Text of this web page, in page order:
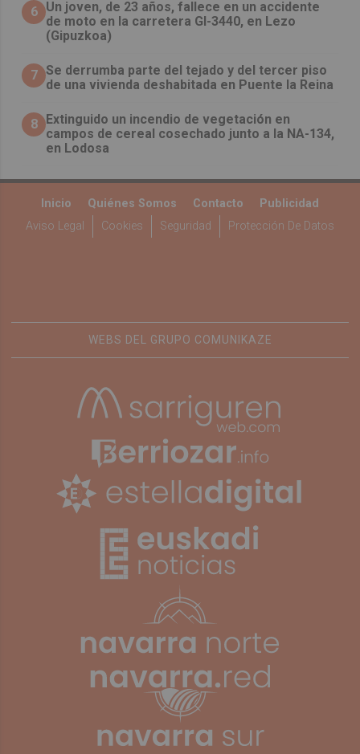
6 Un joven, de 23 años, fallece en un accidente
de moto en la carretera GI-3440, en Lezo
(Gipuzkoa)
7 Se derrumba parte del tejado y del tercer piso
de una vivienda deshabitada en Puente la Reina
8 Extinguido un incendio de vegetación en
campos de cereal cosechado junto a la NA-134,
en Lodosa
Inicio Quiénes Somos Contacto
Publicidad
Aviso Legal
Cookies Seguridad Protección De Datos
WEBS DEL GRUPO COMUNIKAZE